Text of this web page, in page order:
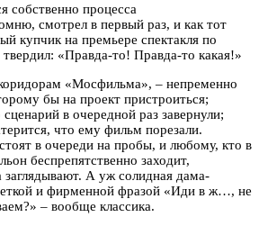
собственно процесса
смотрел в первый раз, и как тот
купчик на премьере спектакля по
твердил: «Правда-то! Правда-то какая!»
«Мосфильма», – непременно
бы на проект пристроиться;
в очередной раз завернули;
что ему фильм порезали.
в очереди на пробы, и любому, кто в
беспрепятственно заходит,
заглядывают. А уж солидная дама-
и фирменной фразой «Иди в ж…, не
– вообще классика.